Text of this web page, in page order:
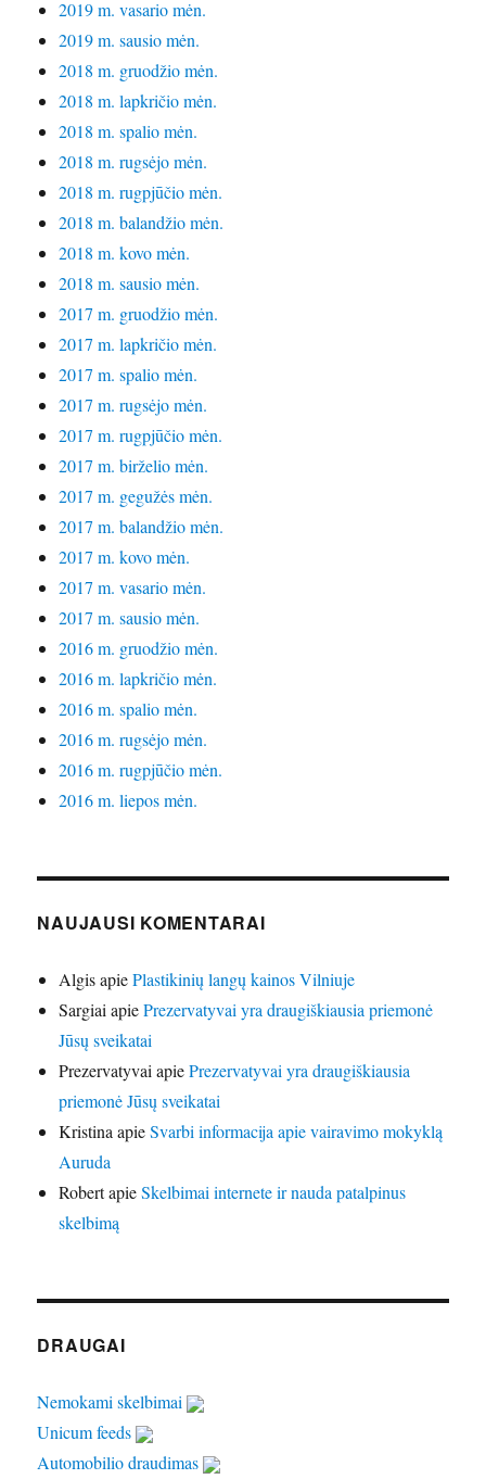
2019 m. vasario mėn.
2019 m. sausio mėn.
2018 m. gruodžio mėn.
2018 m. lapkričio mėn.
2018 m. spalio mėn.
2018 m. rugsėjo mėn.
2018 m. rugpjūčio mėn.
2018 m. balandžio mėn.
2018 m. kovo mėn.
2018 m. sausio mėn.
2017 m. gruodžio mėn.
2017 m. lapkričio mėn.
2017 m. spalio mėn.
2017 m. rugsėjo mėn.
2017 m. rugpjūčio mėn.
2017 m. birželio mėn.
2017 m. gegužės mėn.
2017 m. balandžio mėn.
2017 m. kovo mėn.
2017 m. vasario mėn.
2017 m. sausio mėn.
2016 m. gruodžio mėn.
2016 m. lapkričio mėn.
2016 m. spalio mėn.
2016 m. rugsėjo mėn.
2016 m. rugpjūčio mėn.
2016 m. liepos mėn.
NAUJAUSI KOMENTARAI
AlgisapiePlastikinių langų kainos Vilniuje
Sargiai apiePrezervatyvai yra draugiškiausia priemonė
Jūsų sveikatai
Prezervatyvai apiePrezervatyvai yra draugiškiausia
priemonė Jūsų sveikatai
Kristina apieSvarbi informacija apie vairavimo mokyklą
Auruda
RobertapieSkelbimai internete ir nauda patalpinus
skelbimą
DRAUGAI
Nemokami skelbimai
Unicum feeds
Automobilio draudimas